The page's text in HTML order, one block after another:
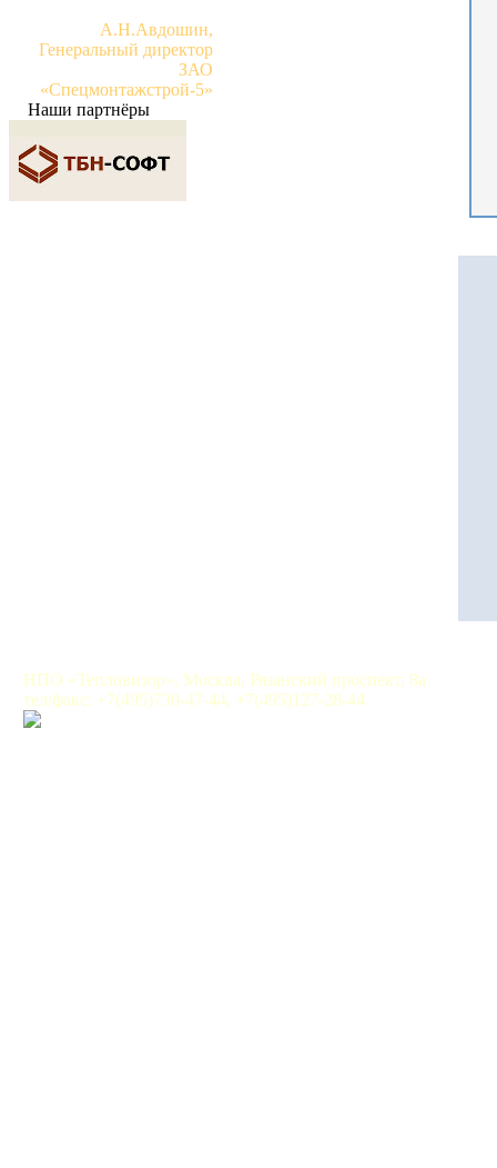
А.Н.Авдошин,
Генеральный директор
ЗАО
«Спецмонтажстрой-5»
Наши партнёры
НПО «Тепловизор», Москва, Рязанский проспект, 8а
тел/факс: +7(495)730-47-44, +7(495)127-28-44